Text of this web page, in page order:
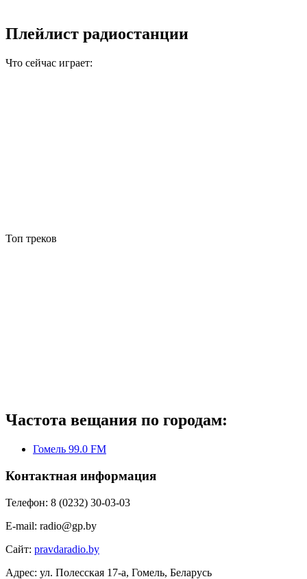
Плейлист радиостанции
Что сейчас играет:
Топ треков
Частота вещания по городам:
Гомель 99.0 FM
Контактная информация
Телефон: 8 (0232) 30-03-03
E-mail: radio@gp.by
Сайт: pravdaradio.by
Адрес: ул. Полесская 17-а, Гомель, Беларусь